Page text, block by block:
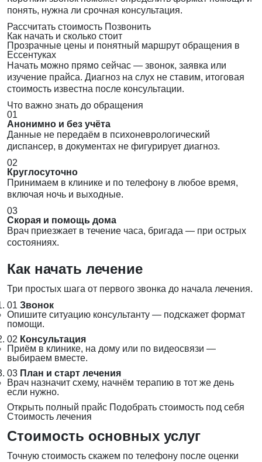
понять, нужна ли срочная консультация.
Рассчитать стоимость Позвонить
Как начать и сколько стоит
Прозрачные цены и понятный маршрут обращения в
Ессентуках
Начать можно прямо сейчас — звонок, заявка или
изучение прайса. Диагноз на слух не ставим, итоговая
стоимость известна после консультации.
Что важно знать до обращения
01
Анонимно и без учёта
Данные не передаём в психоневрологический
диспансер, в документах не фигурирует диагноз.
02
Круглосуточно
Принимаем в клинике и по телефону в любое время,
включая ночь и выходные.
03
Скорая и помощь дома
Врач приезжает в течение часа, бригада — при острых
состояниях.
Как начать лечение
Три простых шага от первого звонка до начала лечения.
01 Звонок
Опишите ситуацию консультанту — подскажет формат
помощи.
02 Консультация
Приём в клинике, на дому или по видеосвязи —
выбираем вместе.
03 План и старт лечения
Врач назначит схему, начнём терапию в тот же день
если нужно.
Открыть полный прайс Подобрать стоимость под себя
Стоимость лечения
Стоимость основных услуг
Точную стоимость скажем по телефону после оценки